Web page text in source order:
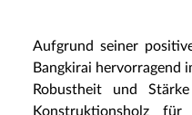
Aufgrund seiner
Bangkirai hervorragend
Robustheit und
Konstruktionsholz